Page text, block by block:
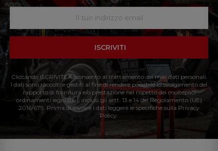
ISCRIVITI
Cliccando ISCRIVITI: Acconsento al trattamento dei miei dati personali.
I dati sono raccolti e gestiti al fine di rendere possibile lo svolgimento del
rapporto di fornitura e/o prestazione nel rispetto dei molteplici
ordinamenti legislativi, inclusi gli artt. 13 e 14 del Regolamento (UE)
2016/679. Prima di inviare i dati leggere le specifiche sulla Privacy
Policy.